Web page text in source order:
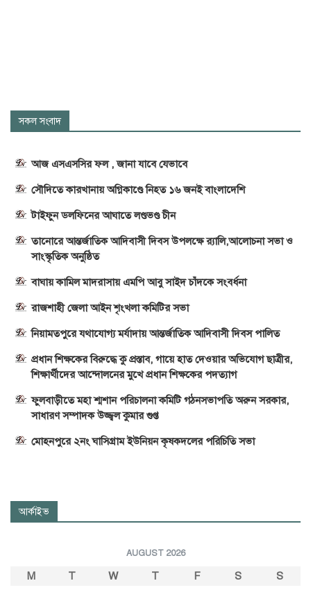
সকল সংবাদ
আজ এসএসসির ফল , জানা যাবে যেভাবে
সৌদিতে কারখানায় অগ্নিকাণ্ডে নিহত ১৬ জনই বাংলাদেশি
টাইফুন ডলফিনের আঘাতে লণ্ডভণ্ড চীন
তানোরে আন্তর্জাতিক আদিবাসী দিবস উপলক্ষে র‍্যালি,আলোচনা সভা ও
সাংস্কৃতিক অনুষ্ঠিত
বাঘায় কামিল মাদরাসায় এমপি আবু সাইদ চাঁদকে সংবর্ধনা
রাজশাহী জেলা আইন শৃংখলা কমিটির সভা
নিয়ামতপুরে যথাযোগ্য মর্যাদায় আন্তর্জাতিক আদিবাসী দিবস পালিত
প্রধান শিক্ষকের বিরুদ্ধে কু প্রস্তাব, গায়ে হাত দেওয়ার অভিযোগ ছাত্রীর,
শিক্ষার্থীদের আন্দোলনের মুখে প্রধান শিক্ষকের পদত্যাগ
ফুলবাড়ীতে মহা শ্মশান পরিচালনা কমিটি গঠনসভাপতি অরুন সরকার,
সাধারণ সম্পাদক উজ্জ্বল কুমার গুপ্ত
মোহনপুরে ২নং ঘাসিগ্রাম ইউনিয়ন কৃষকদলের পরিচিতি সভা
আর্কাইভ
AUGUST 2026
M T W T F S
S